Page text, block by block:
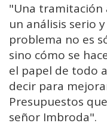
"Una tramitación
un análisis serio
problema no es
sino cómo se
el papel de todo
decir para
Presupuestos
señor Imbroda".